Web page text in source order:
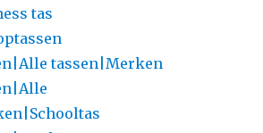
tas
tassen|Merken